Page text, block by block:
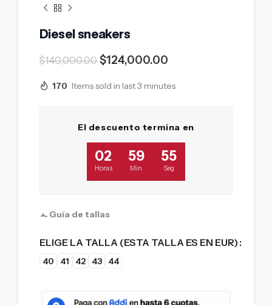
Diesel sneakers
$140,000.00 $124,000.00
170 Items sold in last 3 minutes
El descuento termina en
02
Horas
59
Min
54
Seg
Guía de tallas
ELIGE LA TALLA (ESTA TALLA ES EN EUR)
40 41 42 43 44